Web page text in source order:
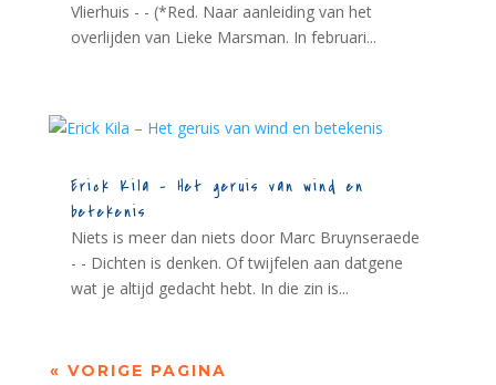
Vlierhuis - - (*Red. Naar aanleiding van het
overlijden van Lieke Marsman. In februari...
Erick Kila – Het geruis van wind en
betekenis
Niets is meer dan niets door Marc Bruynseraede
- - Dichten is denken. Of twijfelen aan datgene
wat je altijd gedacht hebt. In die zin is...
« VORIGE PAGINA